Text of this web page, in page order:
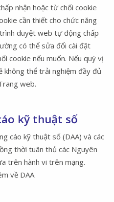
nhận hoặc từ chối cookie
cần thiết cho chức năng
duyệt web tự động chấp
có thể sửa đổi cài đặt
cookie nếu muốn. Nếu quý vị
không thể trải nghiệm đầy đủ
web.
kỹ thuật số
cáo kỹ thuật số (DAA) và các
thời tuân thủ các Nguyên
trên hành vi trên mạng.
về DAA.